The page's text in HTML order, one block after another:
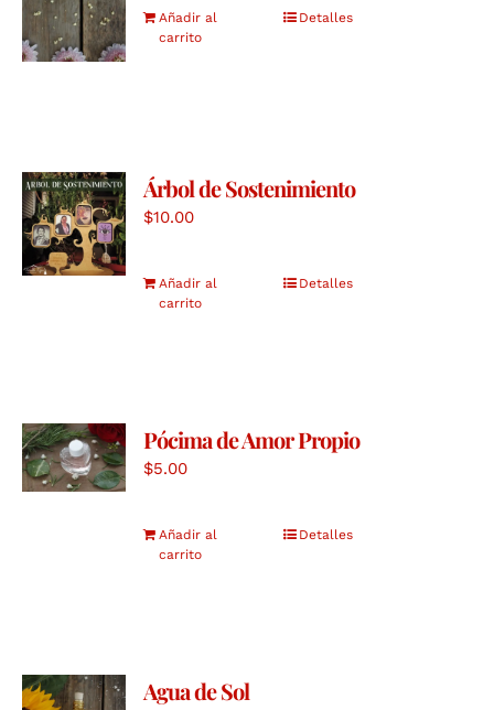
Añadir al
carrito
Detalles
Árbol de Sostenimiento
$10.00
Añadir al
carrito
Detalles
Pócima de Amor Propio
$5.00
Añadir al
carrito
Detalles
Agua de Sol